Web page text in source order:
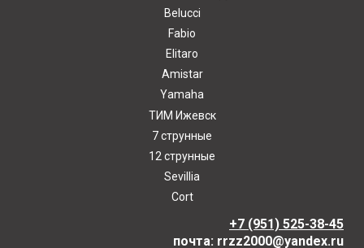
Belucci
Fabio
Elitaro
Amistar
Yamaha
ТИМ Ижевск
7 струнные
12 струнные
Sevillia
Cort
+7 (951) 525-38-45
почта: rrzz2000@yandex.ru